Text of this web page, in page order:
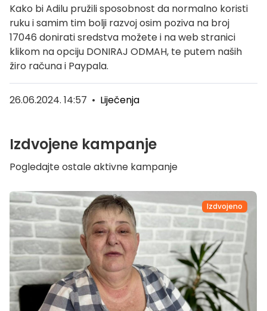
Kako bi Adilu pružili sposobnost da normalno koristi
ruku i samim tim bolji razvoj osim poziva na broj
17046 donirati sredstva možete i na web stranici
klikom na opciju DONIRAJ ODMAH, te putem naših
žiro računa i Paypala.
26.06.2024. 14:57 • Liječenja
Izdvojene kampanje
Pogledajte ostale aktivne kampanje
Izdvojeno